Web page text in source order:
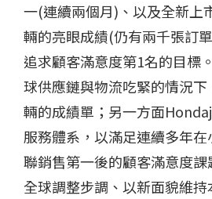
一(連續兩個月)、以及全新上
輛的亮眼成績(仍有兩千張訂
追求顧客滿意度第1名的目標
球供應鏈與物流吃緊的情況
輛的成績單；另一方面
服務體系，以滿足連續多年
聯銷售第一後的顧客滿意度
全球調整步調、以新面貌維持